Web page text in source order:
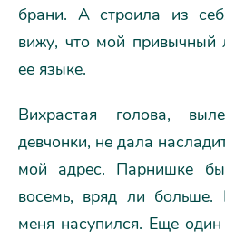
брани. А строила из
вижу, что мой привычный
ее языке.
Вихрастая голова,
девчонки, не дала
мой адрес. Парнишке
восемь, вряд ли
меня насупился. Еще